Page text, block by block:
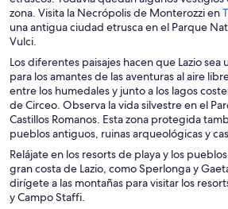
zona. Visita la Necrópolis de Monterozzi en
una antigua ciudad etrusca en el Parque
Vulci.
Los diferentes paisajes hacen que Lazio sea
para los amantes de las aventuras al aire
entre los humedales y junto a los lagos
de Circeo. Observa la vida silvestre en el
Castillos Romanos. Esta zona protegida
pueblos antiguos, ruinas arqueológicas y
Relájate en los resorts de playa y los
gran costa de Lazio, como Sperlonga y
dirígete a las montañas para visitar los
y Campo Staffi.